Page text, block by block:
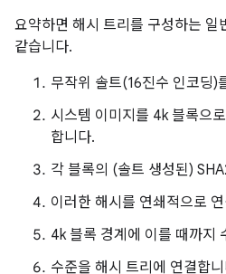
요약하면 해시 트리를 구성하는 일
같습니다.
무작위 솔트(16진수 인코딩)
시스템 이미지를 4k 블록으
합니다.
각 블록의 (솔트 생성된)
이러한 해시를 연쇄적으로
4k 블록 경계에 이를 때까지
수준을 해시 트리에 연결합